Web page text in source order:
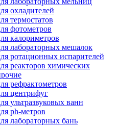
охладителей
термостатов
фотометров
калориметров
лабораторных мешалок
ротационных испарителей
реакторов химических
рефрактометров
центрифуг
ультразвуковых ванн
ph-метров
лабораторных бань